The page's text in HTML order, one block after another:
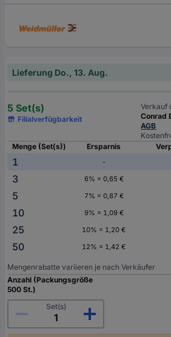
Lieferung Do., 13. Aug.
5 Set(s)
Filialverfügbarkeit
Verkauf
Conrad
AGB
Menge (Set(s))
Ersparnis
1 -
3
6% = 0,65 €
5
7% = 0,87 €
10
9% = 1,09 €
25
10% = 1,20 €
50
12% = 1,42 €
Mengenrabatte variieren je nach Verkäufer
Anzahl (Packungsgröße
500 St.)
Set(s)